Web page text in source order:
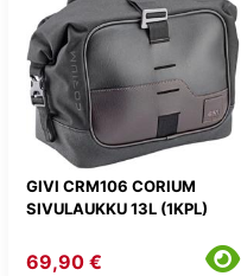
GIVI CRM106 CORIUM
SIVULAUKKU 13L (1KPL)
69,90 €